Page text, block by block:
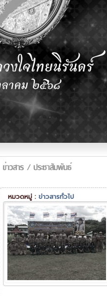
หมวดหมู่ : ข่าวสารทั่วไป